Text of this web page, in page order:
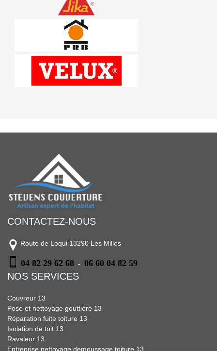
CONTACTEZ-NOUS
Route de Loqui 13290 Les Milles
04 82 29 62 68 - 06 60 04 82 59
NOS SERVICES
Couvreur 13
Pose et nettoyage gouttière 13
Réparation fuite toiture 13
Isolation de toit 13
Ravaleur 13
Entreprise nettoyage demoussage toiture 13